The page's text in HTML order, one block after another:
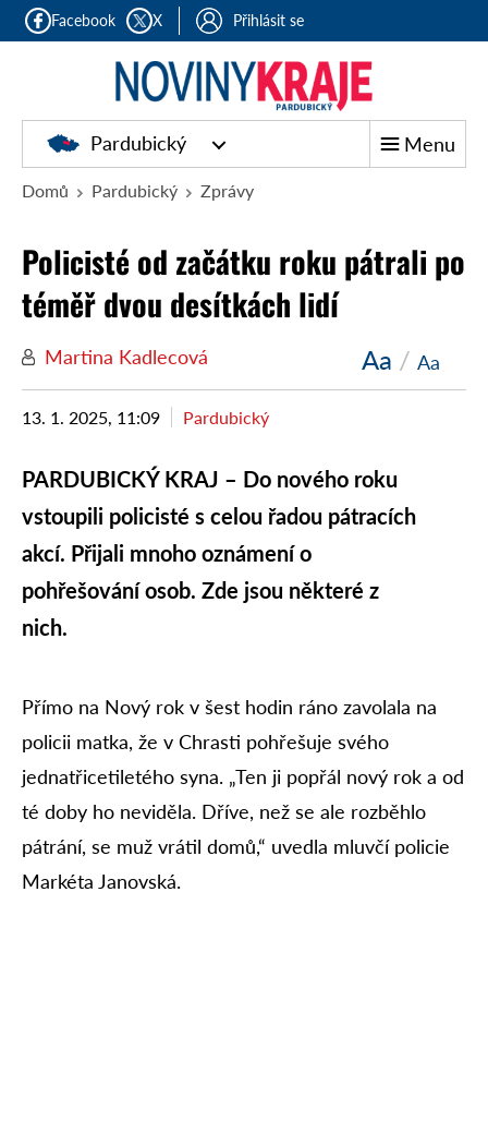
Facebook X Přihlásit se
Pardubický Menu
Domů Pardubický Zprávy
Policisté od začátku roku pátrali po
téměř dvou desítkách lidí
Martina Kadlecová Aa / Aa
13. 1. 2025, 11:09 Pardubický
PARDUBICKÝ KRAJ – Do nového roku
vstoupili policisté s celou řadou pátracích
akcí. Přijali mnoho oznámení o
pohřešování osob. Zde jsou některé z
nich.
Přímo na Nový rok v šest hodin ráno zavolala na
policii matka, že v Chrasti pohřešuje svého
jednatřicetiletého syna. „Ten ji popřál nový rok a od
té doby ho neviděla. Dříve, než se ale rozběhlo
pátrání, se muž vrátil domů,“ uvedla mluvčí policie
Markéta Janovská.